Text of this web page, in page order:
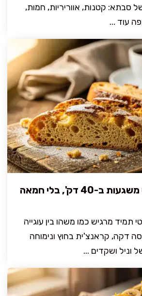
סבתא: קטנות, אווריריות, חמות,
עוד ...
עוגיות ביסקוטי משגעות ב-40 דק', בלי חמאה
תמיד מרגיש כמו משהו בין עוגייה
דקה, קראנצ'ית בחוץ ונימוחה
וניל ושקדים ...